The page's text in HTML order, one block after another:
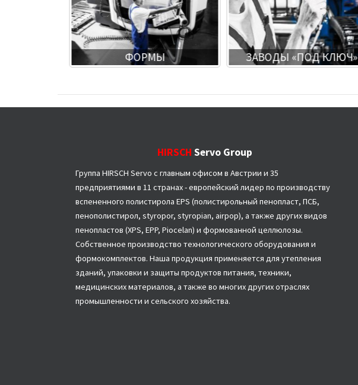
ФОРМЫ ЗАВОДЫ «ПОД КЛЮЧ»
HIRSCHServo Group
Группа HIRSCH Servo с главным офисом в Австрии и 35
предприятиями в 11 странах - европейский лидер по производству
вспененного полистирола EPS (полистирольный пенопласт, ПСБ,
пенополистирол, styropor, styropian, airpop), а также других видов
пенопластов (XPS, EPP, Piocelan) и формованной целлюлозы.
Собственное производство технологического оборудования и
формокомплектов. Наша продукция применяется для утепления
зданий, упаковки и защиты продуктов питания, техники,
медицинских материалов, а также во многих других отраслях
промышленности и сельского хозяйства.